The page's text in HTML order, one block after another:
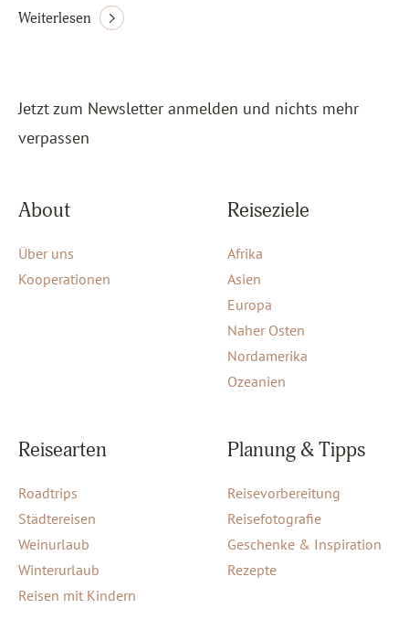
Weiterlesen
Jetzt zum Newsletter anmelden und nichts mehr
verpassen
About
Über uns
Kooperationen
Reiseziele
Afrika
Asien
Europa
Naher Osten
Nordamerika
Ozeanien
Reisearten
Roadtrips
Städtereisen
Weinurlaub
Winterurlaub
Reisen mit Kindern
Planung & Tipps
Reisevorbereitung
Reisefotografie
Geschenke & Inspiration
Rezepte